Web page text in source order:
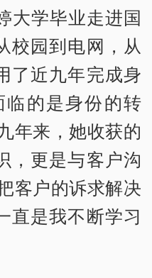
大学毕业走进国
校园到电网，从
了近九年完成身
临的是身份的转
年来，她收获的
，更是与客户沟
客户的诉求解决
直是我不断学习